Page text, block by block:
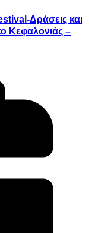
Δράσεις και
Κεφαλονιάς –